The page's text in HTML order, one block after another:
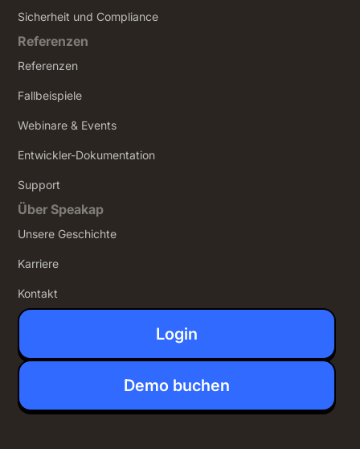
Sicherheit und Compliance
Referenzen
Referenzen
Fallbeispiele
Webinare & Events
Entwickler-Dokumentation
Support
Über Speakap
Unsere Geschichte
Karriere
Kontakt
Login
Demo buchen